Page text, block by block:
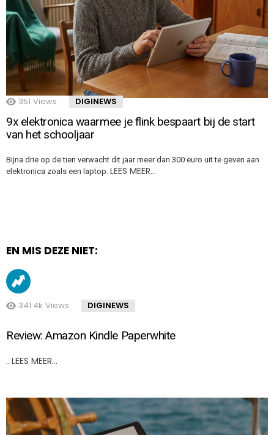
351 Views DIGINEWS
9x elektronica waarmee je flink bespaart bij de start
van het schooljaar
Bijna drie op de tien verwacht dit jaar meer dan 300 euro uit te geven aan
elektronica zoals een laptop. LEES MEER…
EN MIS DEZE NIET:
341.4k Views DIGINEWS
Review: Amazon Kindle Paperwhite
LEES MEER…